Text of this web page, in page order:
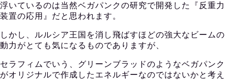
浮いているのは当然ベガパンクの研究で開発した『反重力
装置の応用』だと思われます。
しかし、ルルシア王国を消し飛ばすほどの強大なビームの
動力がとても気になるものでありますが、
セラフィムでいう、グリーンブラッドのようなベガパンク
がオリジナルで作成したエネルギーなのではないかと考え